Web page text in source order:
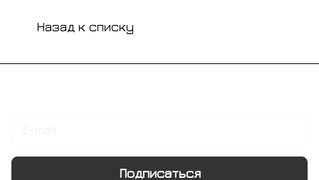
Назад к списку
Подписаться